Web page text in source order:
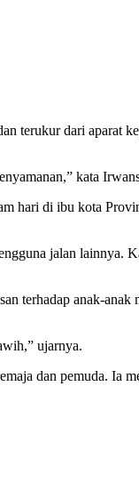
terukur dari aparat
kata
hari di ibu kota
jalan lainnya.
terhadap anak-anak
ujarnya.
dan pemuda. Ia